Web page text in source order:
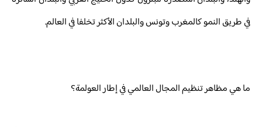
في طريق النمو كالمغرب وتونس والبلدان الأكثر تخلفا في العالم.
ما هي مظاهر تنظيم المجال العالمي في إطار العولمة؟